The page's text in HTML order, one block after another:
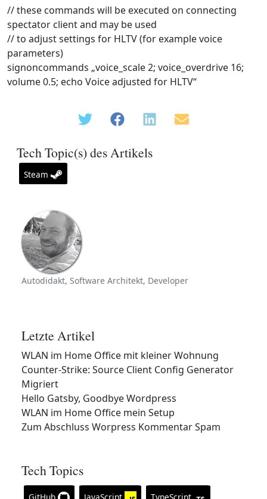
// these commands will be executed on connecting
spectator client and may be used
// to adjust settings for HLTV (for example voice
parameters)
signoncommands „voice_scale 2; voice_overdrive 16;
volume 0.5; echo Voice adjusted for HLTV“
Tech Topic(s) des Artikels
Steam
Autodidakt, Software Architekt, Developer
Letzte Artikel
WLAN im Home Office mit kleiner Wohnung
Counter-Strike: Source Client Config Generator
Migriert
Hello Gatsby, Goodbye Wordpress
WLAN im Home Office mein Setup
Zum Abschluss Worpress Kommentar Spam
Tech Topics